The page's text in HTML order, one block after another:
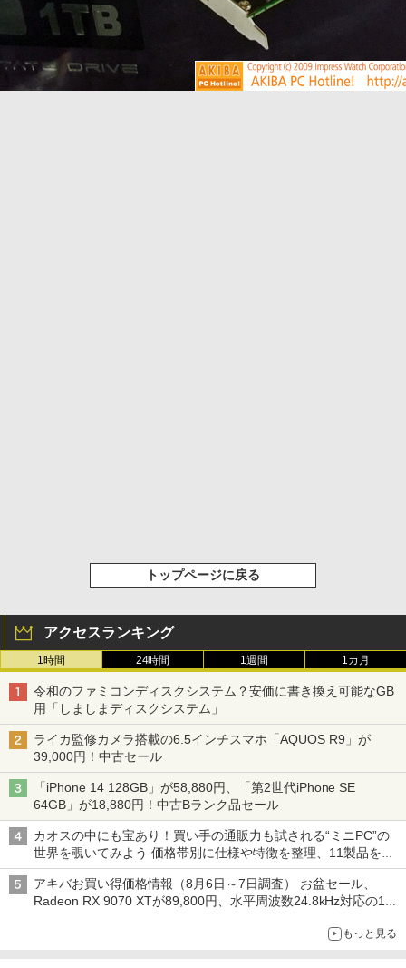
トップページに戻る
アクセスランキング
1時間 24時間 1週間 1カ月
令和のファミコンディスクシステム？安価に書き換え可能なGB
用「しましまディスクシステム」
ライカ監修カメラ搭載の6.5インチスマホ「AQUOS R9」が
39,000円！中古セール
「iPhone 14 128GB」が58,880円、「第2世代iPhone SE
64GB」が18,880円！中古Bランク品セール
カオスの中にも宝あり！買い手の通販力も試される“ミニPC”の
世界を覗いてみよう 価格帯別に仕様や特徴を整理、11製品をピ
ックアップ text by 石川 ひさよし
アキバお買い得価格情報（8月6日～7日調査） お盆セール、
Radeon RX 9070 XTが89,800円、水平周波数24.8kHz対応の17
もっと見る